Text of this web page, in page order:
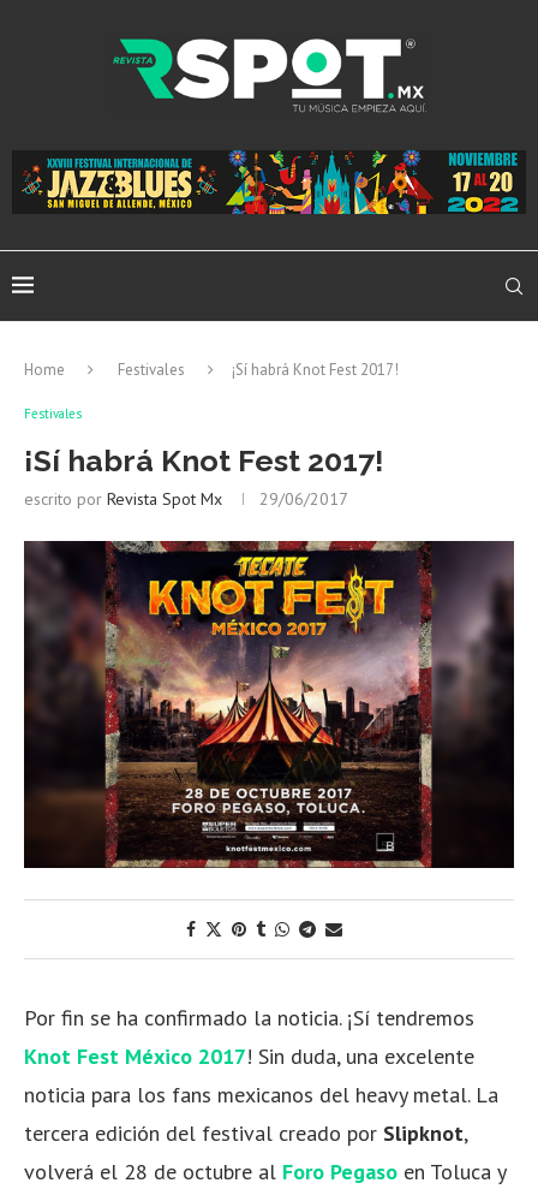
Home Festivales ¡Sí habrá Knot Fest 2017!
Festivales
¡Sí habrá Knot Fest 2017!
escrito por Revista Spot Mx 29/06/2017
Por fin se ha confirmado la noticia. ¡Sí tendremos
Knot Fest México 2017! Sin duda, una excelente
noticia para los fans mexicanos del heavy metal. La
tercera edición del festival creado por Slipknot,
volverá el 28 de octubre al Foro Pegaso en Toluca y